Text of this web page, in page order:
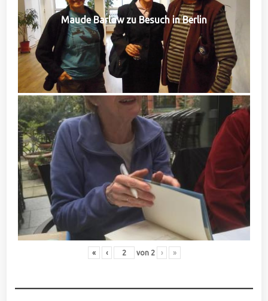
Maude Barlow zu Besuch in Berlin
« ‹ von 2 › »